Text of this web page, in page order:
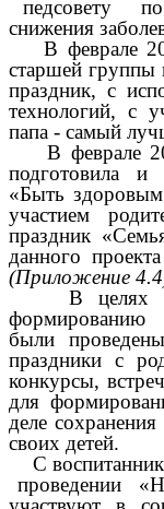
педсовету
снижения
В феврале
старшей группы
праздник, с
технологий, с
папа - самый
В феврале
подготовила и
«Быть
участием
праздник
данного
(Приложение
В целях
формированию
были
праздники с
конкурсы,
для
деле
своих детей.
С
проведении